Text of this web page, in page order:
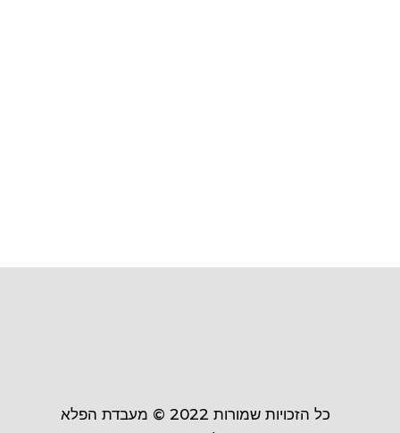
כל הזכויות שמורות 2022 ©
מעבדת הפלא